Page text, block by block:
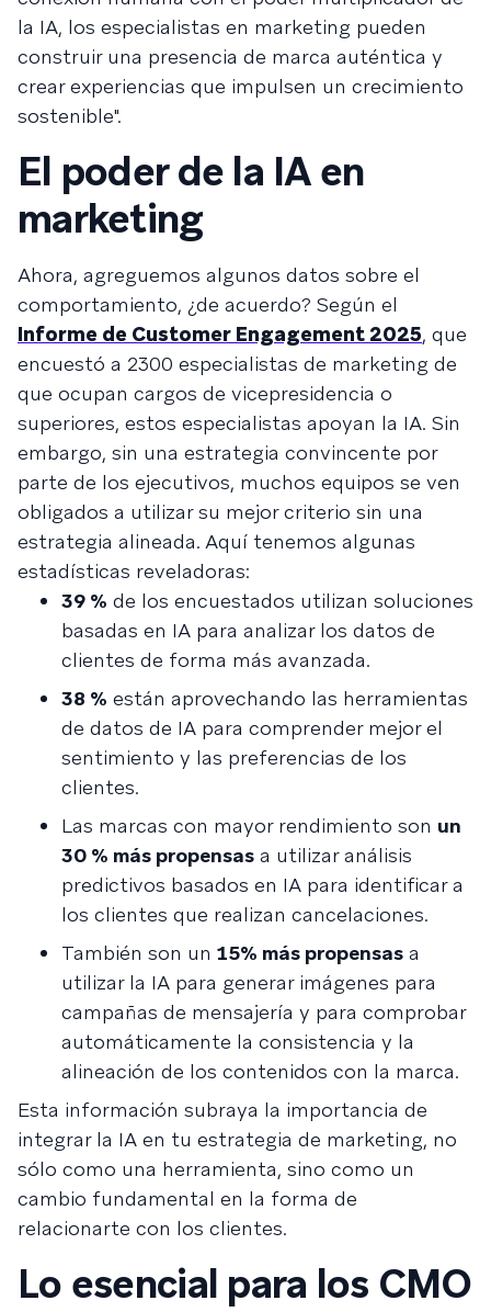
la IA, los especialistas en marketing pueden
construir una presencia de marca auténtica y
crear experiencias que impulsen un crecimiento
sostenible".
El poder de la IA en
marketing
Ahora, agreguemos algunos datos sobre el
comportamiento, ¿de acuerdo? Según el
Informe de Customer Engagement 2025, que
encuestó a 2300 especialistas de marketing de
que ocupan cargos de vicepresidencia o
superiores, estos especialistas apoyan la IA. Sin
embargo, sin una estrategia convincente por
parte de los ejecutivos, muchos equipos se ven
obligados a utilizar su mejor criterio sin una
estrategia alineada. Aquí tenemos algunas
estadísticas reveladoras:
39 % de los encuestados utilizan soluciones
basadas en IA para analizar los datos de
clientes de forma más avanzada.
38 % están aprovechando las herramientas
de datos de IA para comprender mejor el
sentimiento y las preferencias de los
clientes.
Las marcas con mayor rendimiento son un
30 % más propensas a utilizar análisis
predictivos basados en IA para identificar a
los clientes que realizan cancelaciones.
También son un 15% más propensas a
utilizar la IA para generar imágenes para
campañas de mensajería y para comprobar
automáticamente la consistencia y la
alineación de los contenidos con la marca.
Esta información subraya la importancia de
integrar la IA en tu estrategia de marketing, no
sólo como una herramienta, sino como un
cambio fundamental en la forma de
relacionarte con los clientes.
Lo esencial para los CMO